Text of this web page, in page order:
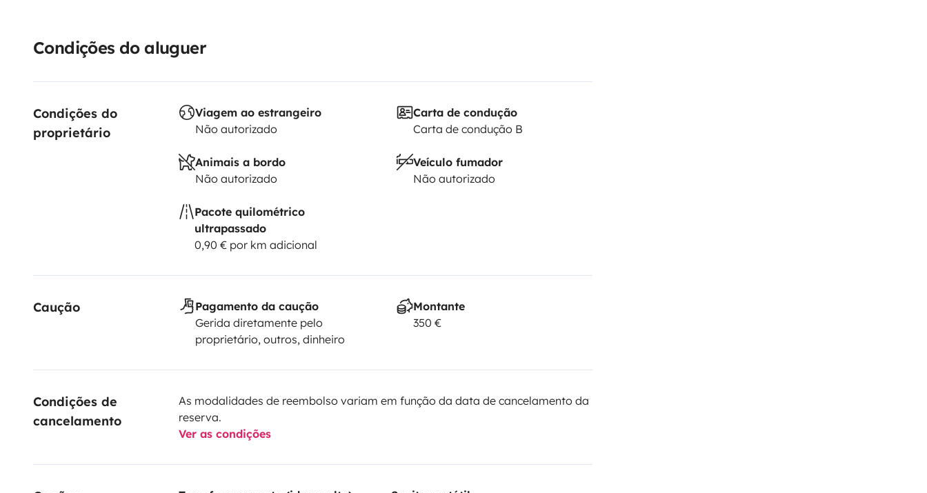
Condições do aluguer
Condições do
proprietário
Viagem ao estrangeiro
Não autorizado
Carta de condução
Carta de condução B
Animais a bordo
Não autorizado
Veículo fumador
Não autorizado
Pacote quilométrico
ultrapassado
0,90 € por km adicional
Caução
Pagamento da caução
Gerida diretamente pelo
proprietário, outros, dinheiro
Montante
350 €
Condições de
cancelamento
As modalidades de reembolso variam em função da data de cancelamento da
reserva.
Ver as condições